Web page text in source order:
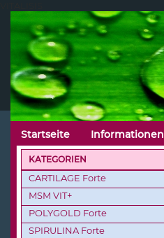
KATEGORIEN
CARTILAGE Forte
MSM VIT+
POLYGOLD Forte
SPIRULINA Forte
Startseite Informationen